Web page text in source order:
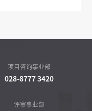
项目咨询事业部
028-8777 3420
评审事业部